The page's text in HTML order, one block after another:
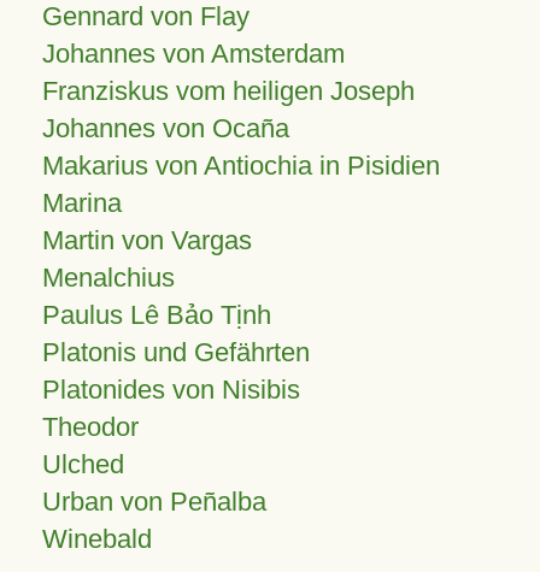
Gennard von Flay
Johannes von Amsterdam
Franziskus vom heiligen Joseph
Johannes von Ocaña
Makarius von Antiochia in Pisidien
Marina
Martin von Vargas
Menalchius
Paulus Lê Bảo Tịnh
Platonis und Gefährten
Platonides von Nisibis
Theodor
Ulched
Urban von Peñalba
Winebald